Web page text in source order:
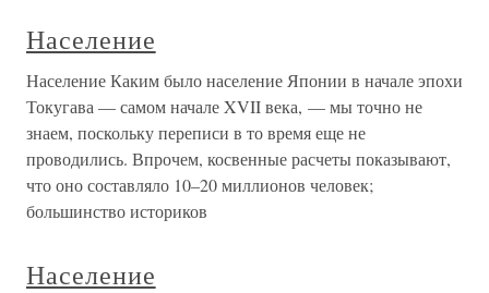
Население
Население Каким было население Японии в начале эпохи
Токугава — самом начале XVII века, — мы точно не
знаем, поскольку переписи в то время еще не
проводились. Впрочем, косвенные расчеты показывают,
что оно составляло 10–20 миллионов человек;
большинство историков
Население